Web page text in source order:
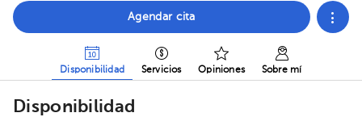
Agendar cita
Disponibilidad Servicios Opiniones Sobre mí
Disponibilidad